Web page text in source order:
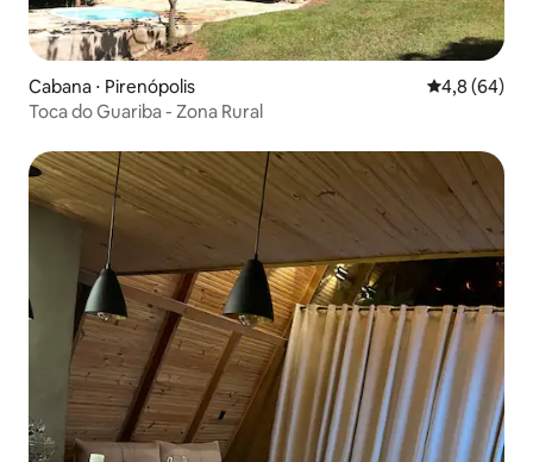
Cabana ⋅ Pirenópolis 4,8 de uma
4,8 (64)
Toca do Guariba - Zona Rural